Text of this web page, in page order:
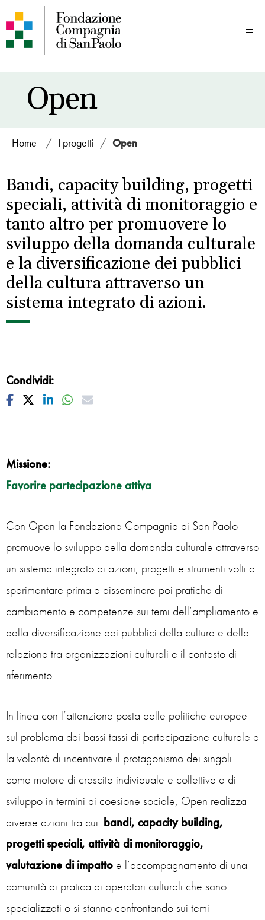
Open
Home / I progetti / Open
Bandi, capacity building, progetti
speciali, attività di monitoraggio e
tanto altro per promuovere lo
sviluppo della domanda culturale
e la diversificazione dei pubblici
della cultura attraverso un
sistema integrato di azioni.
Condividi:
Facebook
TwitterLinkedinWhatsapp
Mail
Missione:
Favorire partecipazione attiva
Con Open la Fondazione Compagnia di San Paolo
promuove lo sviluppo della domanda culturale attraverso
un sistema integrato di azioni, progetti e strumenti volti a
sperimentare prima e disseminare poi pratiche di
cambiamento e competenze sui temi dell’ampliamento e
della diversificazione dei pubblici della cultura e della
relazione tra organizzazioni culturali e il contesto di
riferimento.
In linea con l’attenzione posta dalle politiche europee
sul problema dei bassi tassi di partecipazione culturale e
la volontà di incentivare il protagonismo dei singoli
come motore di crescita individuale e collettiva e di
sviluppo in termini di coesione sociale, Open realizza
diverse azioni tra cui: bandi, capacity building,
progetti speciali, attività di monitoraggio,
valutazione di impatto e l’accompagnamento di una
comunità di pratica di operatori culturali che sono
specializzati o si stanno confrontando sui temi